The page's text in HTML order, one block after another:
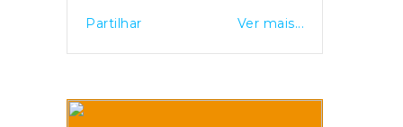
Partilhar Ver mais...